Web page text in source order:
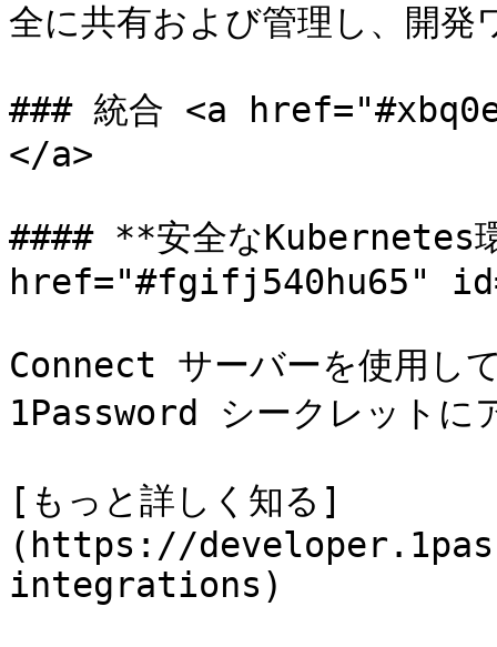
全に共有および管理し、開発
### 統合 <a
</a>
#### **安全なKubernetes
href="#fgifj540hu65"
Connect サーバーを使用し
1Password シークレットに
[もっと詳しく知る]
(https://
integrations)